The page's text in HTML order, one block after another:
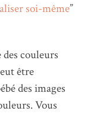
soi-même”
couleurs
être
des images
Vous